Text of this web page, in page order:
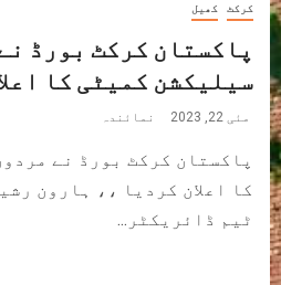
کرکٹ کھیل
پاکستان کرکٹ بورڈ
سیلیکشن کمیٹی کا
مئی 22, 2023 نمائندہ
پاکستان کرکٹ بورڈ نے
کا اعلان کردیا ،، ہارون
ٹیم ڈائریکٹر...